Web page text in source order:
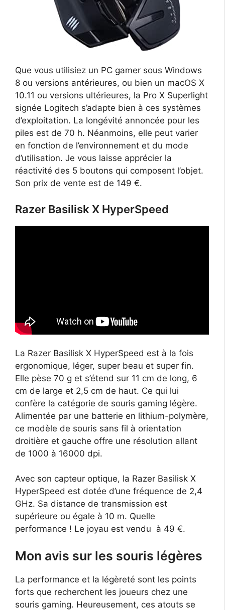
Que vous utilisiez un PC gamer sous Windows
8 ou versions antérieures, ou bien un macOS X
10.11 ou versions ultérieures, la Pro X Superlight
signée Logitech s’adapte bien à ces systèmes
d’exploitation. La longévité annoncée pour les
piles est de 70 h. Néanmoins, elle peut varier
en fonction de l’environnement et du mode
d’utilisation. Je vous laisse apprécier la
réactivité des 5 boutons qui composent l’objet.
Son prix de vente est de 149 €.
Razer Basilisk X HyperSpeed
La Razer Basilisk X HyperSpeed est à la fois
ergonomique, léger, super beau et super fin.
Elle pèse 70 g et s’étend sur 11 cm de long, 6
cm de large et 2,5 cm de haut. Ce qui lui
confère la catégorie de souris gaming légère.
Alimentée par une batterie en lithium-polymère,
ce modèle de souris sans fil à orientation
droitière et gauche offre une résolution allant
de 1000 à 16000 dpi.
Avec son capteur optique, la Razer Basilisk X
HyperSpeed est dotée d’une fréquence de 2,4
GHz. Sa distance de transmission est
supérieure ou égale à 10 m. Quelle
performance ! Le joyau est vendu à 49 €.
Mon avis sur les souris légères
La performance et la légèreté sont les points
forts que recherchent les joueurs chez une
souris gaming. Heureusement, ces atouts se